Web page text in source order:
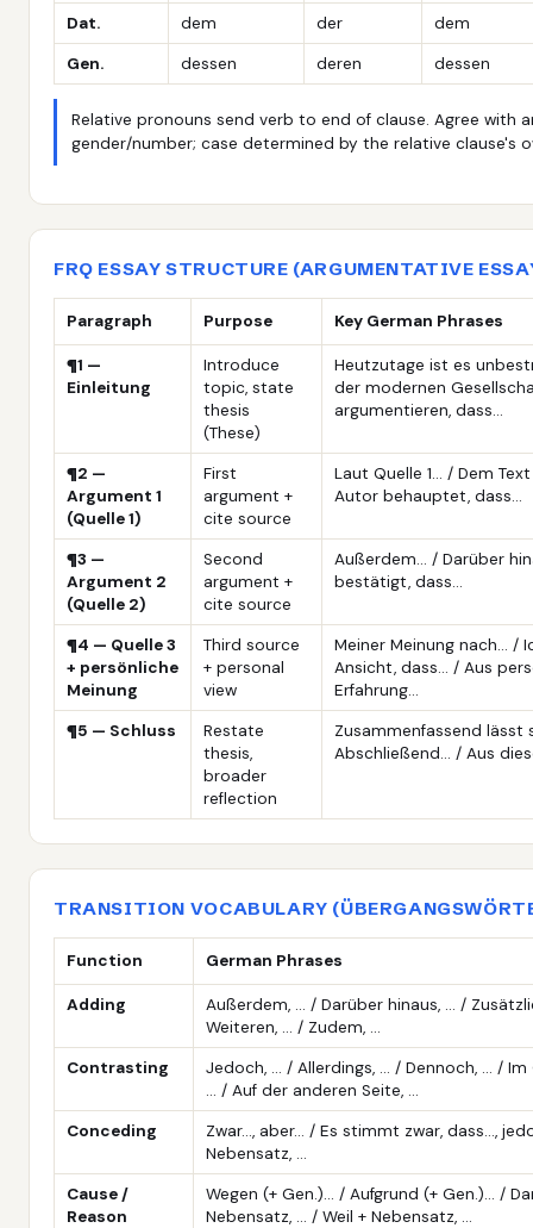
Dat.
dem der
dem
Gen.
dessen deren dessen
Relative pronouns send verb to end of clause. Agree with
gender/number; case determined by the relative clause's
FRQ ESSAY STRUCTURE (ARGUMENTATIVE
Paragraph Purpose Key German Phrases
¶1 —
Einleitung
Introduce
topic, state
thesis
(These)
Heutzutage ist es
der modernen
argumentieren, dass…
¶2 —
Argument 1
(Quelle 1)
First
argument +
cite source
Laut Quelle 1… / Dem
Autor behauptet, dass…
¶3 —
Argument 2
(Quelle 2)
Second
argument +
cite source
Außerdem… / Darüber
bestätigt, dass…
¶4 — Quelle 3
+ persönliche
Meinung
Third source
+ personal
view
Meiner Meinung nach… /
Ansicht, dass… / Aus
Erfahrung…
¶5 — Schluss
Restate
thesis,
broader
reflection
Zusammenfassend lässt
Abschließend… / Aus
TRANSITION VOCABULARY
Function German Phrases
Adding
Außerdem, … / Darüber hinaus, … /
Weiteren, … / Zudem, …
Contrasting
Jedoch, … / Allerdings, … / Dennoch, … / Im
… / Auf der anderen Seite, …
Conceding
Zwar…, aber… / Es stimmt zwar, dass…,
Nebensatz, …
Cause /
Reason
Wegen (+ Gen.)… / Aufgrund (+ Gen.)… /
Nebensatz, … / Weil + Nebensatz, …